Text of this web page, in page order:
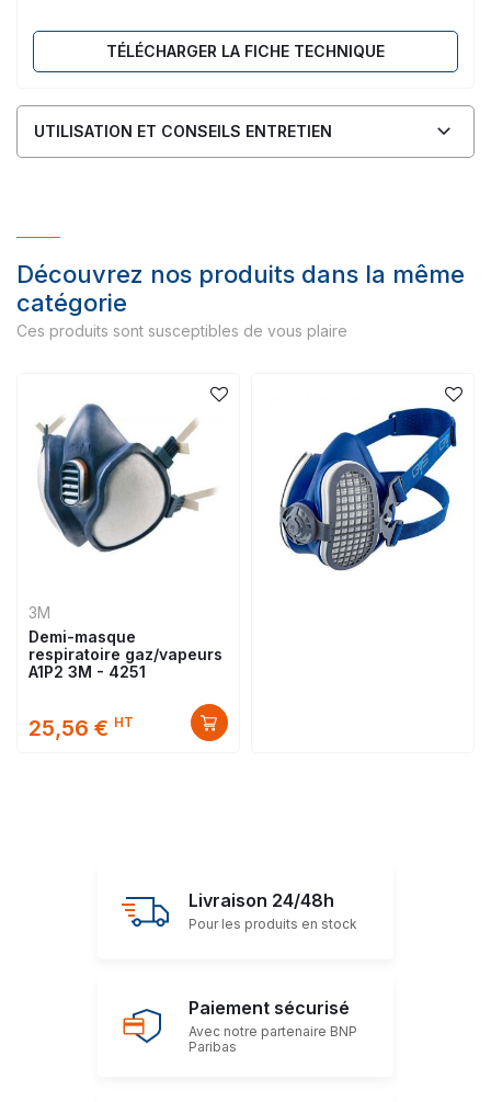
TÉLÉCHARGER LA FICHE TECHNIQUE
UTILISATION ET CONSEILS ENTRETIEN
Découvrez nos produits dans la même
catégorie
Ces produits sont susceptibles de vous plaire
3M
Demi-masque
respiratoire gaz/vapeurs
A1P2 3M - 4251
25,56 € HT
Livraison 24/48h
Pour les produits en stock
Paiement sécurisé
Avec notre partenaire BNP
Paribas